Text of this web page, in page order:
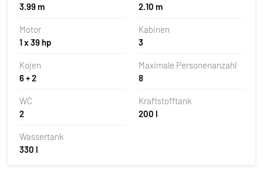
3.99 m
2.10 m
Motor
1 x 39 hp
Kabinen
3
Kojen
6 + 2
Maximale Personenanzahl
8
WC
2
Kraftstofftank
200 l
Wassertank
330 l